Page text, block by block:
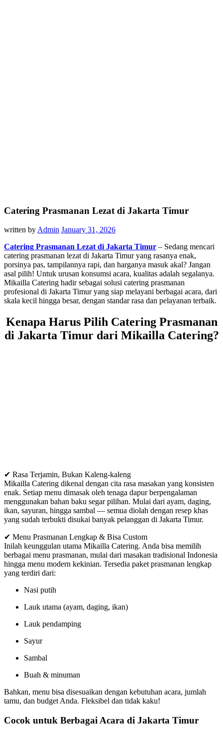
Catering Prasmanan Lezat di Jakarta Timur
written byAdmin January 31, 2026
Catering Prasmanan Lezat di Jakarta Timur – Sedang mencari
catering prasmanan lezat di Jakarta Timur yang rasanya enak,
porsinya pas, tampilannya rapi, dan harganya masuk akal? Jangan
asal pilih! Untuk urusan konsumsi acara, kualitas adalah segalanya.
Mikailla Catering hadir sebagai solusi catering prasmanan
profesional di Jakarta Timur yang siap melayani berbagai acara, dari
skala kecil hingga besar, dengan standar rasa dan pelayanan terbaik.
Kenapa Harus Pilih Catering Prasmanan
di Jakarta Timur dari Mikailla Catering?
✔ Rasa Terjamin, Bukan Kaleng-kaleng
Mikailla Catering dikenal dengan cita rasa masakan yang konsisten
enak. Setiap menu dimasak oleh tenaga dapur berpengalaman
menggunakan bahan baku segar pilihan. Mulai dari ayam, daging,
ikan, sayuran, hingga sambal — semua diolah dengan resep khas
yang sudah terbukti disukai banyak pelanggan di Jakarta Timur.
✔ Menu Prasmanan Lengkap & Bisa Custom
Inilah keunggulan utama Mikailla Catering. Anda bisa memilih
berbagai menu prasmanan, mulai dari masakan tradisional Indonesia
hingga menu modern kekinian. Tersedia paket prasmanan lengkap
yang terdiri dari:
Nasi putih
Lauk utama (ayam, daging, ikan)
Lauk pendamping
Sayur
Sambal
Buah & minuman
Bahkan, menu bisa disesuaikan dengan kebutuhan acara, jumlah
tamu, dan budget Anda. Fleksibel dan tidak kaku!
Cocok untuk Berbagai Acara di Jakarta Timur